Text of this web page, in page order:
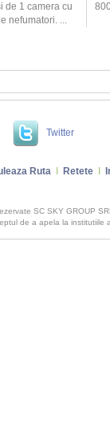
de 1 camera cu
nefumatori. ...
Twitter
Ruta Retete
SC SKY GROUP
de a apela la institutiile